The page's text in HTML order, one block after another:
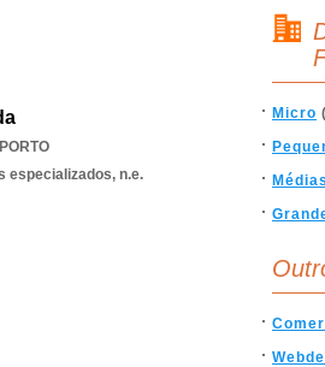
PORTO
especializados, n.e.
Micro
Médias